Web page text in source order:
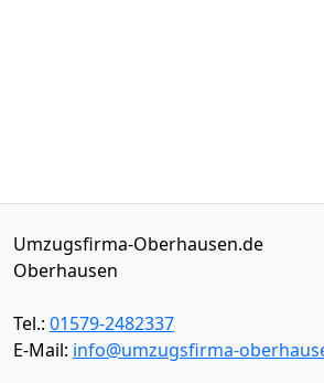
Umzugsfirma-Oberhausen.de
Oberhausen
Tel.: 01579-2482337
E-Mail: info@umzugsfirma-